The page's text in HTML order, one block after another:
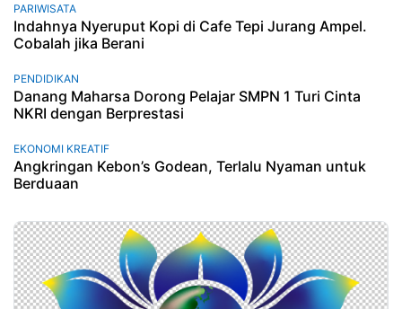
PARIWISATA
Indahnya Nyeruput Kopi di Cafe Tepi Jurang Ampel.
Cobalah jika Berani
PENDIDIKAN
Danang Maharsa Dorong Pelajar SMPN 1 Turi Cinta
NKRI dengan Berprestasi
EKONOMI KREATIF
Angkringan Kebon’s Godean, Terlalu Nyaman untuk
Berduaan